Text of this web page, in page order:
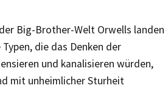
Big-Brother-Welt Orwells landen
die das Denken der
und kanalisieren würden,
mit unheimlicher Sturheit